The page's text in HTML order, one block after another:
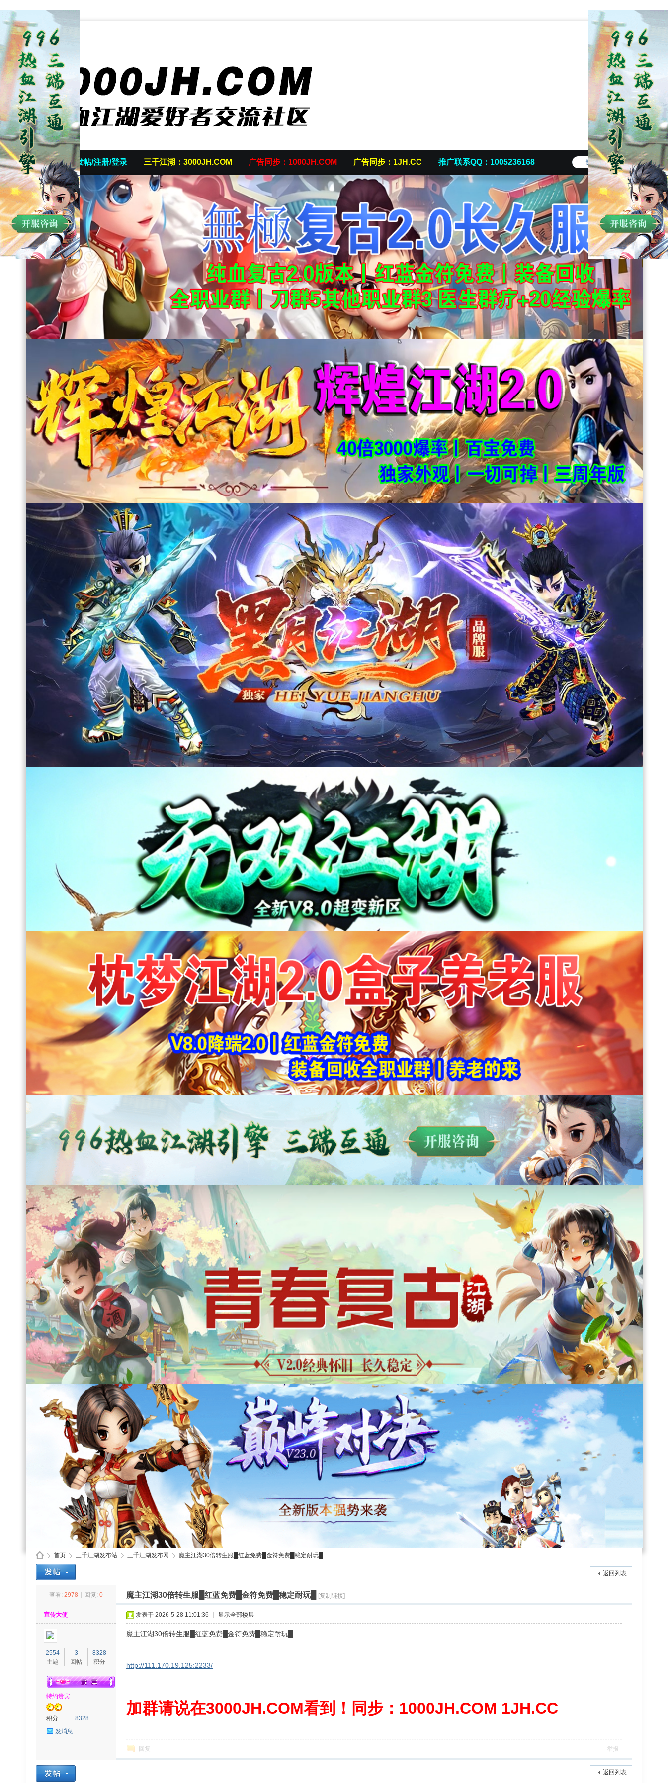
快捷导航
首页 发帖/注册/登录 三千江湖：3000JH.COM 广告同步：1000JH.COM 广告同步：1JH.CC 推广联系QQ：1005236168
首页
›
三千江湖发布站 三千江湖发布网
›
魔主江湖30倍转生服█红蓝免费█金符免费█稳定耐玩█ ...
返回列表
查看: 2978 回复: 0 魔主江湖30倍转生服█红蓝免费█金符免费█稳定耐玩█ [复制链接]
宣传大使
2554
主题
3
回帖
8328
积分
特约贵宾
积分
8328
发消息
发表于 2026-5-28 11:01:36 显示全部楼层
魔主江湖30倍转生服█红蓝免费█金符免费█稳定耐玩█
http://111.170.19.125:2233/
加群请说在3000JH.COM看到！同步：1000JH.COM 1JH.CC
回复 举报
返回列表